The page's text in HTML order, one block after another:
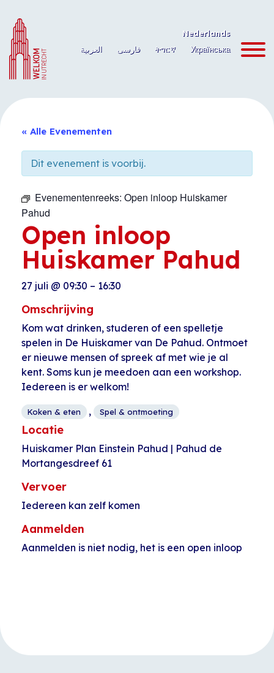
naar
de
inhoud
Nederlands
العربية
فارسی ትግርኛ Українська
« Alle Evenementen
Dit evenement is voorbij.
Evenementenreeks: Open inloop Huiskamer
Pahud
Open inloop
Huiskamer Pahud
27 juli @ 09:30 – 16:30
Omschrijving
Kom wat drinken, studeren of een spelletje
spelen in De Huiskamer van De Pahud. Ontmoet
er nieuwe mensen of spreek af met wie je al
kent. Soms kun je meedoen aan een workshop.
Iedereen is er welkom!
Koken & eten , Spel & ontmoeting
Locatie
Huiskamer Plan Einstein Pahud | Pahud de
Mortangesdreef 61
Vervoer
Iedereen kan zelf komen
Aanmelden
Aanmelden is niet nodig, het is een open inloop